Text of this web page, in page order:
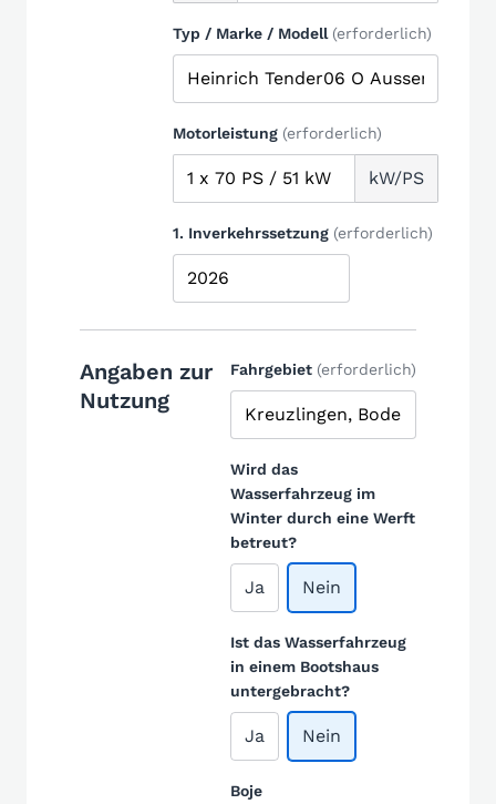
Typ / Marke / Modell (erforderlich)
Motorleistung (erforderlich)
kW/PS
1. Inverkehrssetzung (erforderlich)
Angaben zur
Nutzung
Fahrgebiet (erforderlich)
Wird das
Wasserfahrzeug im
Winter durch eine Werft
betreut?
Ja Nein
Ist das Wasserfahrzeug
in einem Bootshaus
untergebracht?
Ja Nein
Boje